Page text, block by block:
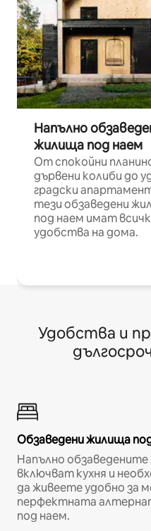
Напълно
жилища под наем
От спокойни
дървени колиби до
градски
тези обзаведени
под наем имат
удобства на дома.
Удобства и
Обзаведени жилища
Напълно
включват кухня и
да живеете удобно за
перфектната
под наем.